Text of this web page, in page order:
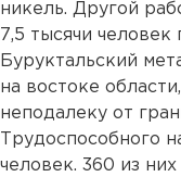
никель. Другой
7,5 тысячи человек
Буруктальский
на востоке
неподалеку от
Трудоспособного
человек. 360 из